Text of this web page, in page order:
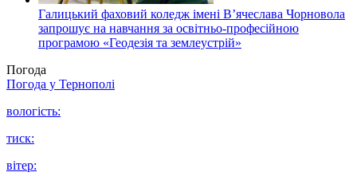
Галицький фаховий коледж імені В’ячеслава Чорновола
запрошує на навчання за освітньо-професійною
програмою «Геодезія та землеустрій»
Погода
Погода у Тернополі
вологість:
тиск:
вітер: